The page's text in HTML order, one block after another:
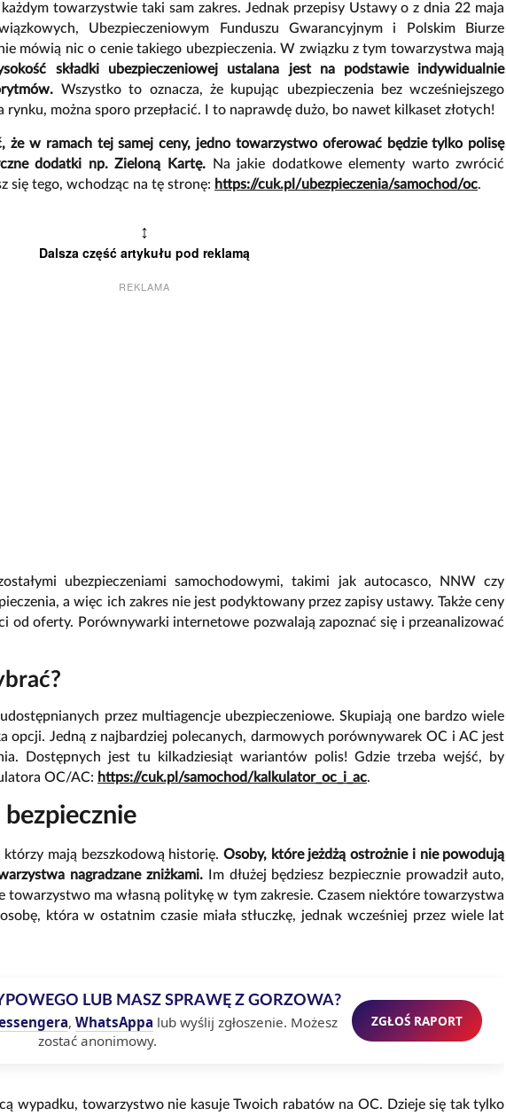
towarzystwie taki sam zakres. Jednak przepisy Ustawy o z dnia 22 maja
Ubezpieczeniowym Funduszu Gwarancyjnym i Polskim Biurze
mówią nic o cenie takiego ubezpieczenia. W związku z tym towarzystwa mają
składki ubezpieczeniowej ustalana jest na podstawie indywidualnie
Wszystko to oznacza, że kupując ubezpieczenia bez wcześniejszego
rynku, można sporo przepłacić. I to naprawdę dużo, bo nawet kilkaset złotych!
że w ramach tej samej ceny, jedno towarzystwo oferować będzie tylko polisę
dodatki np. Zieloną Kartę. Na jakie dodatkowe elementy warto zwrócić
się tego, wchodząc na tę stronę: https://cuk.pl/ubezpieczenia/samochod/oc.
↕
Dalsza część artykułu pod reklamą
REKLAMA
ubezpieczeniami samochodowymi, takimi jak autocasco, NNW czy
a więc ich zakres nie jest podyktowany przez zapisy ustawy. Także ceny
od oferty. Porównywarki internetowe pozwalają zapoznać się i przeanalizować
przez multiagencje ubezpieczeniowe. Skupiają one bardzo wiele
opcji. Jedną z najbardziej polecanych, darmowych porównywarek OC i AC jest
Dostępnych jest tu kilkadziesiąt wariantów polis! Gdzie trzeba wejść, by
OC/AC: https://cuk.pl/samochod/kalkulator_oc_i_ac.
mają bezszkodową historię. Osoby, które jeżdżą ostrożnie i nie powodują
nagradzane zniżkami.
Im dłużej będziesz bezpiecznie prowadził auto,
towarzystwo ma własną politykę w tym zakresie. Czasem niektóre towarzystwa
która w ostatnim czasie miała stłuczkę, jednak wcześniej przez wiele lat
LUB MASZ SPRAWĘ Z GORZOWA?
, WhatsAppa lub wyślij zgłoszenie. Możesz
zostać anonimowy.
ZGŁOŚ RAPORT
wypadku, towarzystwo nie kasuje Twoich rabatów na OC. Dzieje się tak tylko